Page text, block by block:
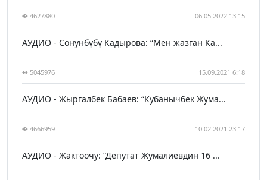
4627880 06.05.2022 13:15
АУДИО - Сонунбүбү Кадырова: “Мен жазган Ка...
5045976 15.09.2021 6:18
АУДИО - Жыргалбек Бабаев: “Кубанычбек Жума...
4666959 10.02.2021 23:17
АУДИО - Жактоочу: “Депутат Жумалиевдин 16 ...